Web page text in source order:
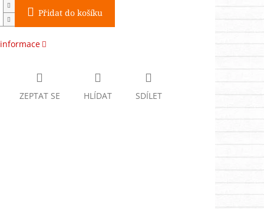
Přidat do košíku
ZEPTAT SE HLÍDAT SDÍLET